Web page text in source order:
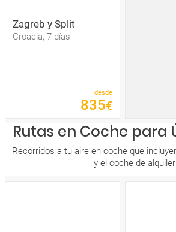
Zagreb y Split
Croacia, 7 días
desde
835€
Rutas en Coche para
Recorridos a tu aire en coche que
y el coche de alquiler